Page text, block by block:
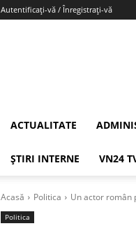
Autentificați-vă / Înregistrați-vă
ACTUALITATE
ȘTIRI INTERNE VN24
Acasă Politica Un actor român
Politica